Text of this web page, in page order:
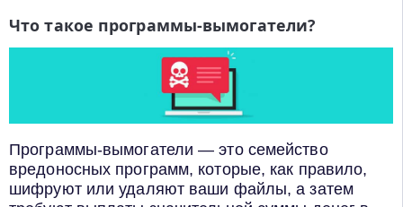
Что такое программы-вымогатели?
Программы-вымогатели — это семейство
вредоносных программ, которые, как правило,
шифруют или удаляют ваши файлы, а затем